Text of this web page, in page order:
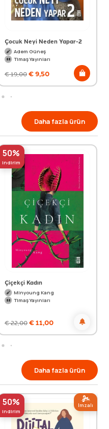
Çocuk Neyi Neden Yapar-2
Adem Güneş
Timaş Yayınları
€19,00€9,50
Daha fazla ürün
50%
indirim
Çiçekçi Kadın
Minyoung Kang
Timaş Yayınları
€22,00€11,00
Daha fazla ürün
50%
indirim
Imzalı